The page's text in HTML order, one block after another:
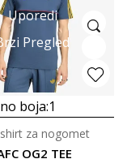
Uporedi
Pregled
boja:1
OG2 TEE
za nogomet